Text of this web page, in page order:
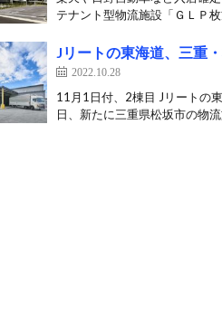
テナント型物流施設「ＧＬＰ
Jリートの東海道、三重
2022.10.28
11月1日付、2棟目 Jリートの
日、新たに三重県松坂市の物